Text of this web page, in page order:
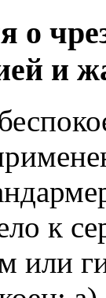
о
и
к
или